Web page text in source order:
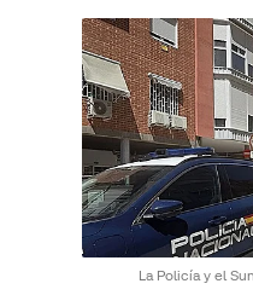
La Policía y el